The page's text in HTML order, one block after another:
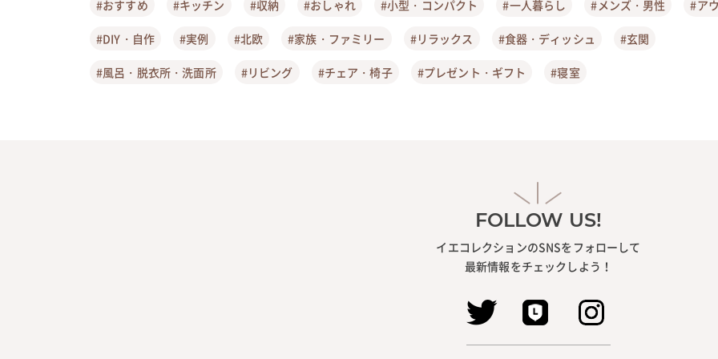
#おすすめ #キッチン #収納 #おしゃれ #小型・コンパクト #一人暮らし #メンズ・男性 #ア
#DIY・自作 #実例 #北欧 #家族・ファミリー #リラックス #食器・ディッシュ #玄関
#風呂・脱衣所・洗面所 #リビング #チェア・椅子 #プレゼント・ギフト #寝室
FOLLOW US!
イエコレクションのSNSをフォローして
最新情報をチェックしよう！